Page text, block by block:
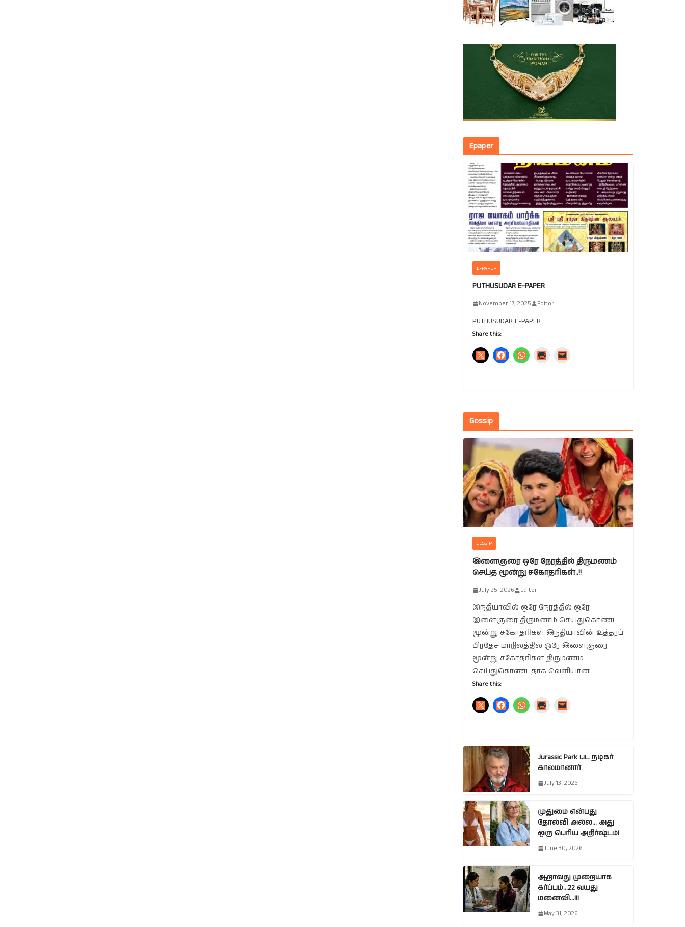
Epaper
E-PAPER
PUTHUSUDAR E-PAPER
November 17, 2025 Editor
PUTHUSUDAR E-PAPER
Share this:
Gossip
GOSSIP
இளைஞரை ஒரே நேரத்தில் திருமணம்
செய்த மூன்று சகோதரிகள்..!!
July 25, 2026 Editor
இந்தியாவில் ஒரே நேரத்தில் ஒரே
இளைஞரை திருமணம் செய்துகொண்ட
மூன்று சகோதரிகள் இந்தியாவின் உத்தரப்
பிரதேச மாநிலத்தில் ஒரே இளைஞரை
மூன்று சகோதரிகள் திருமணம்
செய்துகொண்டதாக வெளியான
Share this:
Jurassic Park பட நடிகர்
காலமானார்
July 13, 2026
முதுமை என்பது
தோல்வி அல்ல… அது
ஒரு பெரிய அதிர்ஷ்டம்!
June 30, 2026
ஆறாவது முறையாக
கர்ப்பம்…22 வயது
மனைவி…!!!
May 31, 2026